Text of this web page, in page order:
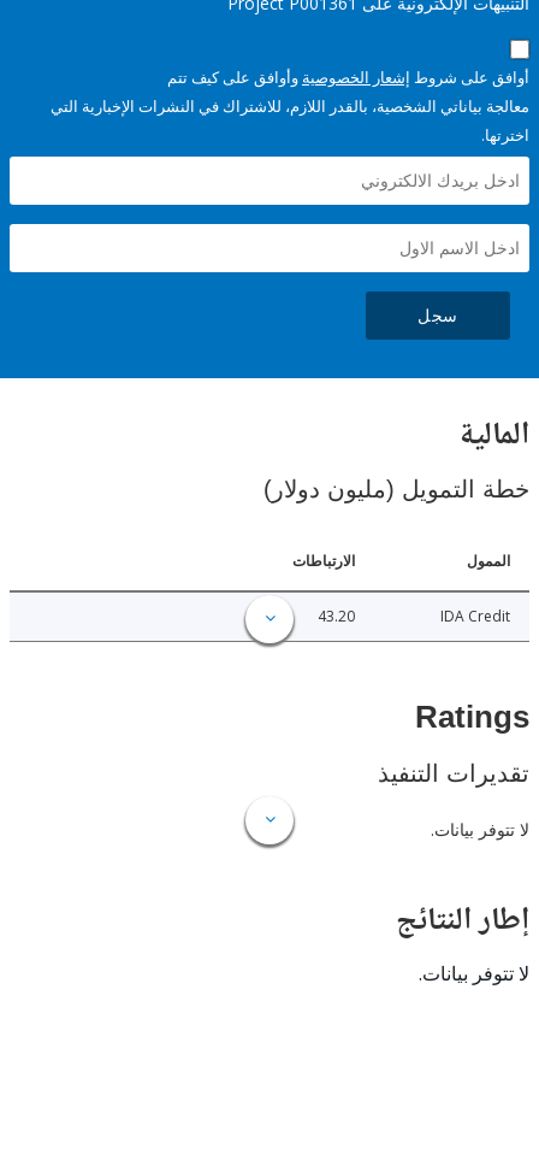
شروطإشعار الخصوصيةوأوافق على كيف تتم
الشخصية، بالقدر اللازم، للاشتراك في النشرات الإخبارية التي
(مليون دولار)
الارتباطات
IDA
التنفيذ
بيانات.
بيانات.